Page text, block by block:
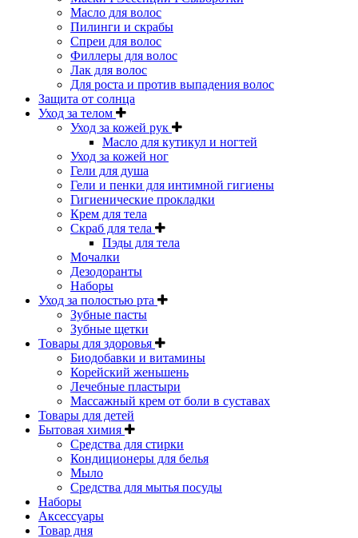
Масло для волос
Пилинги и скрабы
Спреи для волос
Филлеры для волос
Лак для волос
Для роста и против выпадения волос
Защита от солнца
Уход за телом
Уход за кожей рук
Масло для кутикул и ногтей
Уход за кожей ног
Гели для душа
Гели и пенки для интимной гигиены
Гигиенические прокладки
Крем для тела
Скраб для тела
Пэды для тела
Мочалки
Дезодоранты
Наборы
Уход за полостью рта
Зубные пасты
Зубные щетки
Товары для здоровья
Биодобавки и витамины
Корейский женьшень
Лечебные пластыри
Массажный крем от боли в суставах
Товары для детей
Бытовая химия
Средства для стирки
Кондиционеры для белья
Мыло
Средства для мытья посуды
Наборы
Аксессуары
Товар дня